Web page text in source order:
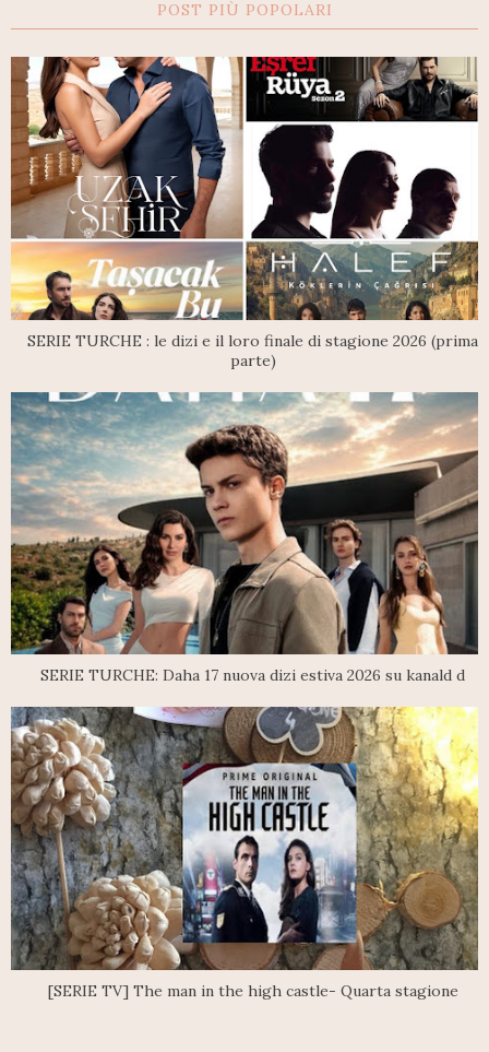
POST PIÙ POPOLARI
SERIE TURCHE : le dizi e il loro finale di stagione 2026 (prima
parte)
SERIE TURCHE: Daha 17 nuova dizi estiva 2026 su kanald d
[SERIE TV] The man in the high castle- Quarta stagione